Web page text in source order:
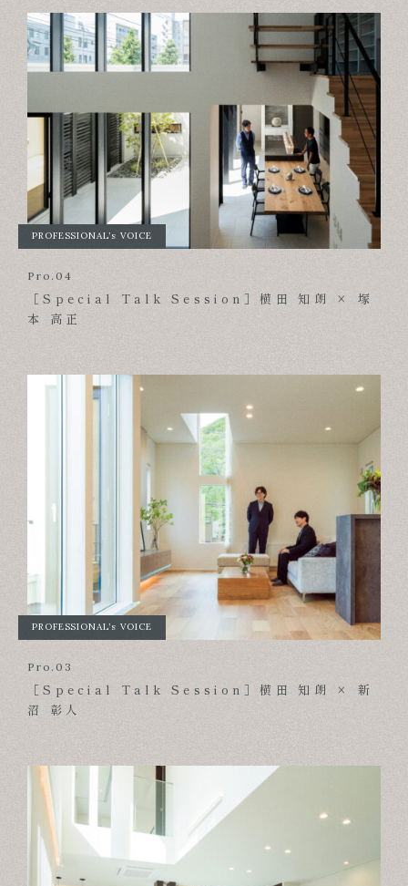
PROFESSIONAL’s VOICE
Pro.04
［Special Talk Session］横田 知朗 × 塚
本 高正
PROFESSIONAL’s VOICE
Pro.03
［Special Talk Session］横田 知朗 × 新
沼 彰人